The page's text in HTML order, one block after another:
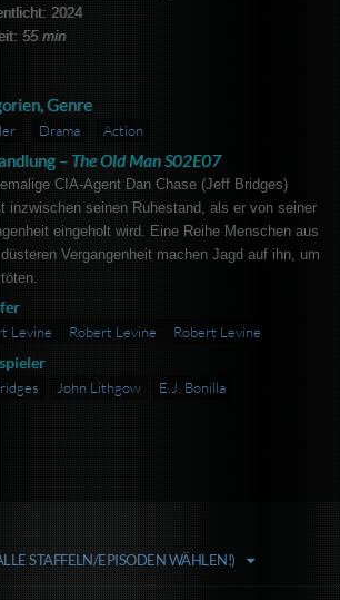
2024
55 min
Genre
Drama Action
– The Old Man S02E07
CIA-Agent Dan Chase (Jeff Bridges)
inzwischen seinen Ruhestand, als er von seiner
eingeholt wird. Eine Reihe Menschen aus
Vergangenheit machen Jagd auf ihn, um
Levine Robert Levine Robert Levine
John Lithgow E.J. Bonilla
STAFFELN/EPISODEN WÄHLEN!)